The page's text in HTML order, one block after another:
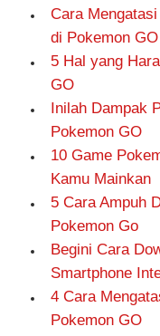
Cara
di Pokemon GO
5 Hal yang
GO
Inilah Dampak
Pokemon GO
10 Game
Kamu Mainkan
5 Cara Ampuh
Pokemon Go
Begini Cara
Smartphone
4 Cara
Pokemon GO